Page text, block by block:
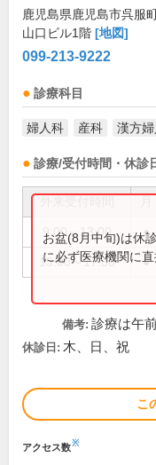
鹿児島県鹿児島市呉服
山口ビル1階 [地図]
099-213-9222
診療科目
婦人科 産科 漢方
診療/受付時間・休診
9:00～13:00 ●
15:00～17:30 ●
お盆(8月中旬)は休
に必ず医療機関に直
備考: 診療は午
休診日: 木、日、祝
こ
アクセス数※